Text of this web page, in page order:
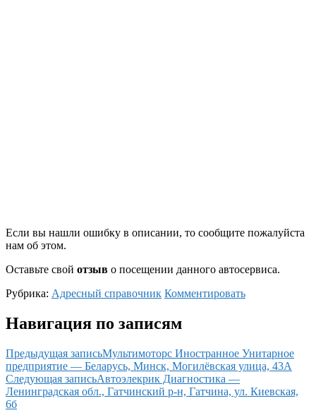
Если вы нашли ошибку в описании, то сообщите пожалуйста
нам об этом.
Оставьте свой отзыв о посещении данного автосервиса.
Рубрика: Адресный справочник Комментировать
Навигация по записям
Предыдущая записьМультимоторс Иностранное Унитарное
предприятие — Беларусь, Минск, Могилёвская улица, 43А
Следующая записьАвтоэлекрик Диагностика —
Ленинградская обл., Гатчинский р-н, Гатчина, ул. Киевская,
6б